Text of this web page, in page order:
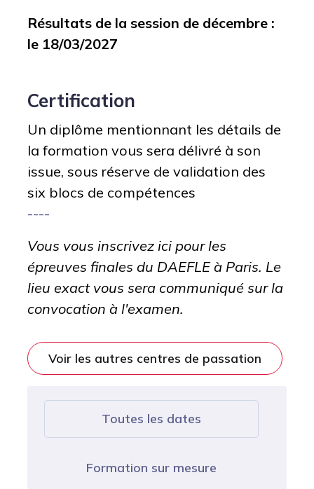
Résultats de la session de décembre :
le 18/03/2027
Certification
Un diplôme mentionnant les détails de
la formation vous sera délivré à son
issue, sous réserve de validation des
six blocs de compétences
----
Vous vous inscrivez ici pour les
épreuves finales du DAEFLE à Paris. Le
lieu exact vous sera communiqué sur la
convocation à l'examen.
Voir les autres centres de passation
Toutes les dates
Formation sur mesure